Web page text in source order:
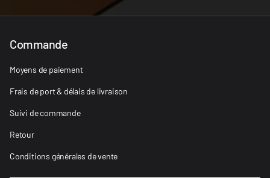
Commande
Moyens de paiement
Frais de port & délais de livraison
Suivi de commande
Retour
Conditions générales de vente